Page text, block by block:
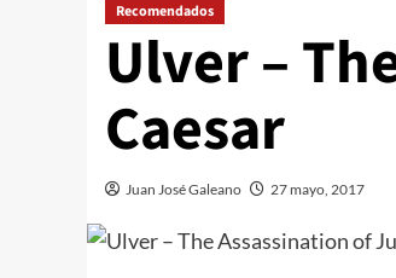
Recomendados
Ulver –
Caesar
Juan José Galeano 27 mayo, 2017